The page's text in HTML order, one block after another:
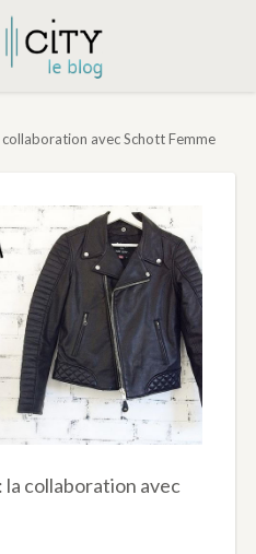
avec Schott Femme
la collaboration avec